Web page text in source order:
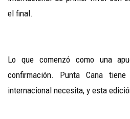
el final.
Lo que comenzó como una
confirmación. Punta Cana
internacional necesita, y esta